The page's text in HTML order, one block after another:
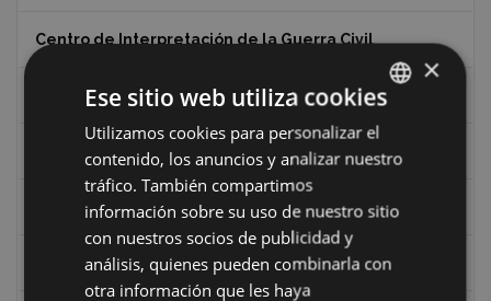
Centro de Interpretación de la Guerra Civil
Ciclismo
Ciclismo "A rueda"
Dibujos de Julen Zabaleta
Eibar desde el aire
BASQUE
SPANISH
×
Ese sitio web utiliza cookies
Utilizamos cookies para personalizar el
contenido, los anuncios y analizar nuestro
tráfico. También compartimos
información sobre su uso de nuestro sitio
con nuestros socios de publicidad y
análisis, quienes pueden combinarla con
otra información que les haya